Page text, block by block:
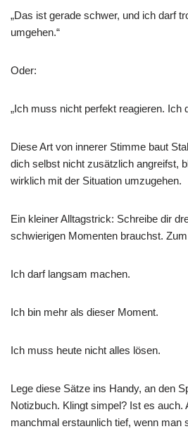
„Das ist gerade schwer, und ich darf
umgehen.“
Oder:
„Ich muss nicht perfekt reagieren. Ich
Diese Art von innerer Stimme baut
dich selbst nicht zusätzlich angreifst,
wirklich mit der Situation umzugehen.
Ein kleiner Alltagstrick: Schreibe dir
schwierigen Momenten brauchst.
Ich darf langsam machen.
Ich bin mehr als dieser Moment.
Ich muss heute nicht alles lösen.
Lege diese Sätze ins Handy, an den
Notizbuch. Klingt simpel? Ist es auch.
manchmal erstaunlich tief, wenn man